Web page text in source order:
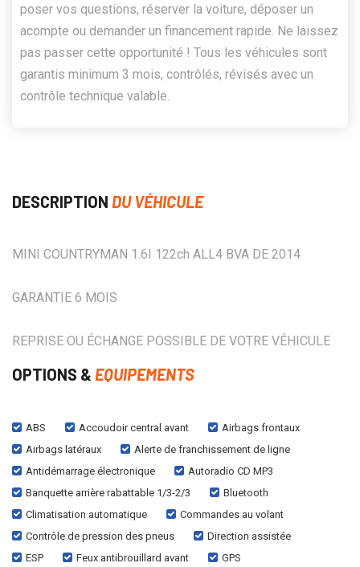
poser vos questions, réserver la voiture, déposer un
acompte ou demander un financement rapide. Ne laissez
pas passer cette opportunité ! Tous les véhicules sont
garantis minimum 3 mois, contrôlés, révisés avec un
contrôle technique valable.
DESCRIPTION DU VÉHICULE
MINI COUNTRYMAN 1.6I 122ch ALL4 BVA DE 2014
GARANTIE 6 MOIS
REPRISE OU ÉCHANGE POSSIBLE DE VOTRE VÉHICULE
OPTIONS & EQUIPEMENTS
ABS Accoudoir central avant
Airbags frontaux
Airbags latéraux
Alerte de franchissement de ligne
Antidémarrage électronique
Autoradio CD MP3
Banquette arrière rabattable 1/3-2/3
Bluetooth
Climatisation automatique
Commandes au volant
Contrôle de pression des pneus
Direction assistée
ESP
Feux antibrouillard avant GPS